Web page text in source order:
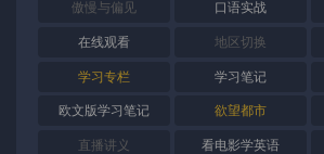
傲慢与偏见 口语实战
在线观看 地区切换
学习专栏 学习笔记
欧文版学习笔记 欲望都市
直播讲义 看电影学英语